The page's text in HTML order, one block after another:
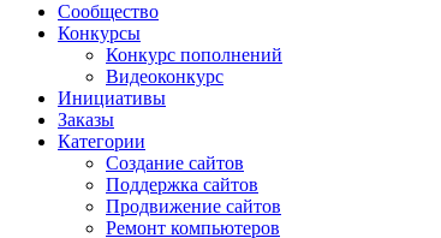
Сообщество
Конкурсы
Конкурс пополнений
Видеоконкурс
Инициативы
Заказы
Категории
Создание сайтов
Поддержка сайтов
Продвижение сайтов
Ремонт компьютеров